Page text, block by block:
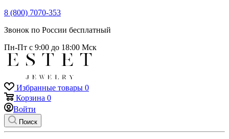
8 (800) 7070-353
Звонок по России бесплатный
Пн-Пт с 9:00 до 18:00 Мск
Избранные товары 0
Корзина 0
Войти
Поиск